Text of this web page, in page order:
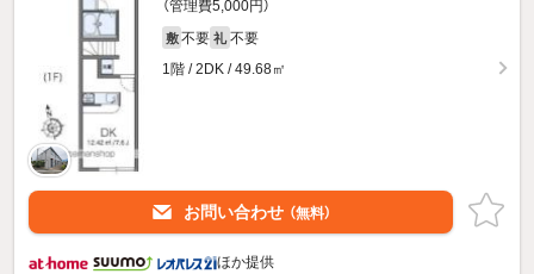
（管理費5,000円）
敷 不要 礼 不要
1階 / 2DK / 49.68㎡
お問い合わせ （無料）
ほか提供